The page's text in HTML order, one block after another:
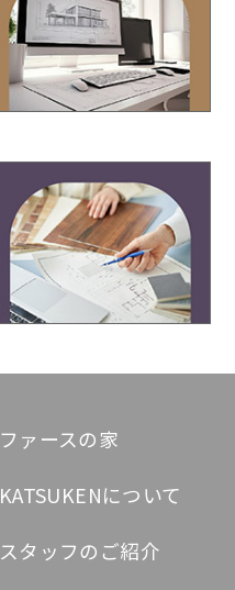
ファースの家
KATSUKENについて
スタッフのご紹介